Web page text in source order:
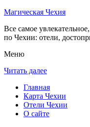
Магическая Чехия
Все самое
по Чехии: отели,
Меню
Читать далее
Главная
Карта Чехии
Отели Чехии
О сайте